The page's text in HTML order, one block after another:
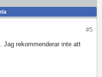
#5
Jag rekommenderar inte att